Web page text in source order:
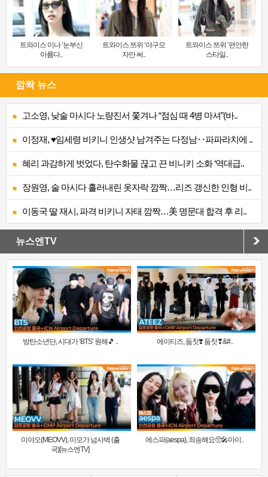
트와이스 미나 ‘눈부신
아름다..
트와이스 쯔위 ‘야구모
자만 써..
트와이스 쯔위 ‘편안한
스타일..
깜짝 뉴스
고소영, 낮술 마시다 노량진서 쫓겨나 “점심 때 4병 마셔”(바..
이정재, ♥임세령 비키니 인생샷 남겨주는 다정남‥파파라치에 ..
혜리 과감하게 벗었다, 탄수화물 끊고 끈 비니키 소화 ‘역대급..
장원영, 술 마시다 흘러내린 옷자락 깜짝…리즈 갱신한 인형 비..
이동국 딸 재시, 파격 비키니 자태 깜짝…美 명문대 합격 후 리..
뉴스엔TV
방탄소년단, 시대가 ‘BTS’ 원해🎵 .. 에이티즈, 둠칫❣️ 둠칫❣&#..
미야오(MEOVV), 미모가 넘사벽 (출
국)[뉴스엔TV]
에스파(aespa), 죄송해요🥺🎤마이..